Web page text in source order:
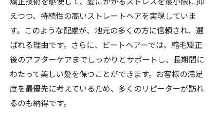
えつつ、持続性の高いストレートヘアを実現していま
す。このような配慮が、地元の多くの方に信頼され、選
ばれる理由です。さらに、ビートヘアーでは、縮毛矯正
後のアフターケアまでしっかりとサポートし、長期間に
わたって美しい髪を保つことができます。お客様の満足
度を最優先に考えているため、多くのリピーターが訪れ
るのも納得です。